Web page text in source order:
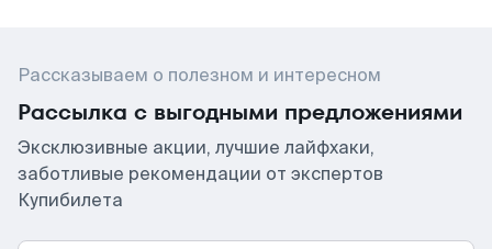
Рассказываем о полезном и интересном
Рассылка с выгодными предложениями
Эксклюзивные акции, лучшие лайфхаки,
заботливые рекомендации от экспертов
Купибилета